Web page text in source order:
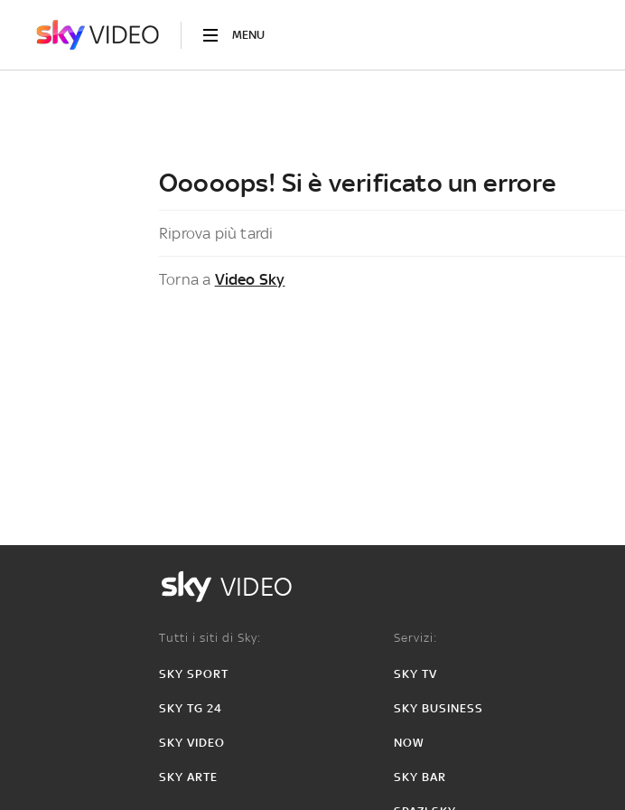
MENU
Ooooops! Si è verificato un errore
Riprova più tardi
Torna a Video Sky
VIDEO
Tutti i siti di Sky:
SKY SPORT
SKY TG 24
SKY VIDEO
SKY ARTE
Servizi:
SKY TV
SKY BUSINESS
NOW
SKY BAR